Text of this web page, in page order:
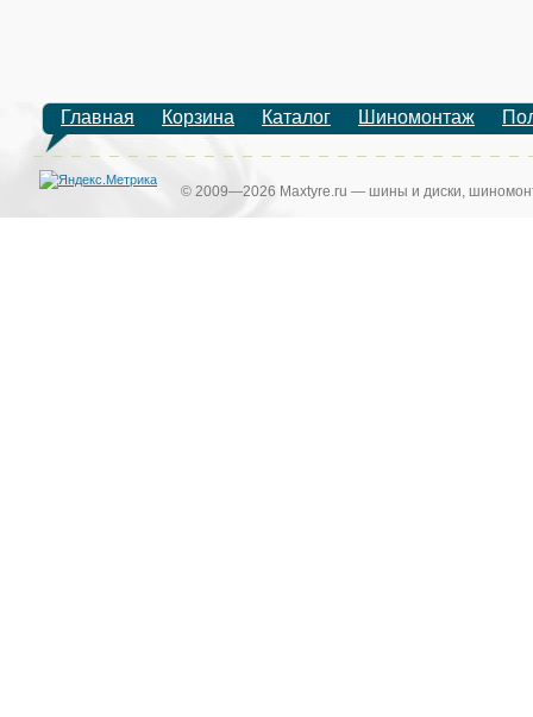
Главная Корзина Каталог Шиномонтаж
© 2009—2026 Maxtyre.ru — шины и диски,